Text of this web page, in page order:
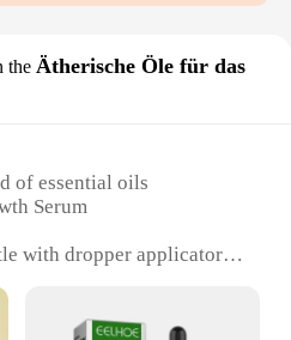
the Ätherische Öle für das
of essential oils
Serum
with dropper applicator
growth and strengthens